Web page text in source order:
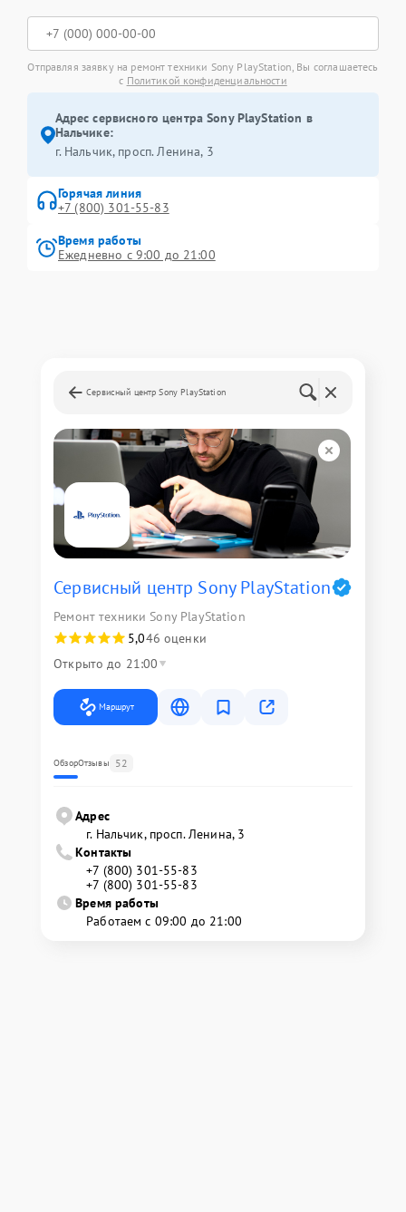
Отправляя заявку на ремонт техники Sony PlayStation, Вы соглашаетесь
с Политикой конфиденциальности
Адрес сервисного центра Sony PlayStation в
Нальчике:
г. Нальчик, просп. Ленина, 3
Горячая линия
+7 (800) 301-55-83
Время работы
Ежедневно с 9:00 до 21:00
Сервисный центр Sony PlayStation
Сервисный центр Sony PlayStation
Ремонт техники Sony PlayStation
5,046 оценки
Открыто до 21:00
Маршрут
ОбзорОтзывы 52
Адрес
г. Нальчик, просп. Ленина, 3
Контакты
+7 (800) 301-55-83
+7 (800) 301-55-83
Время работы
Работаем с 09:00 до 21:00